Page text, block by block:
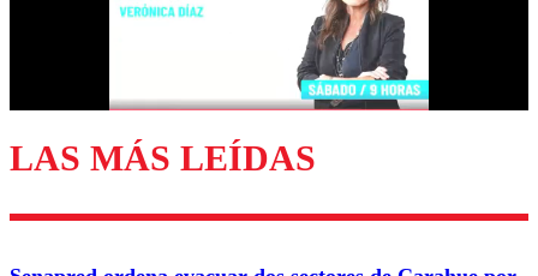
Enviar comentario
LAS MÁS LEÍDAS